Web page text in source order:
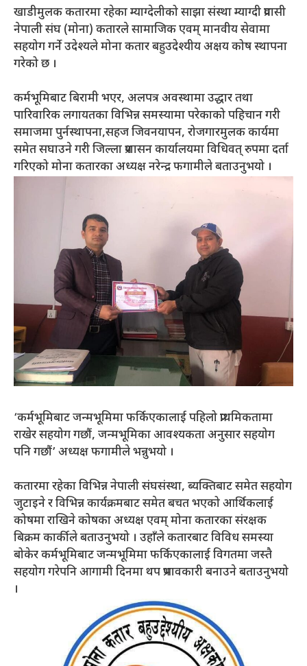
खाडीमुलक कतारमा रहेका म्याग्देलीको साझा संस्था म्याग्दी प्रवासी
नेपाली संघ (मोना) कतारले सामाजिक एवम् मानवीय सेवामा
सहयोग गर्ने उदेश्यले मोना कतार बहुउदेश्यीय अक्षय कोष स्थापना
गरेको छ ।
कर्मभूमिबाट बिरामी भएर, अलपत्र अवस्थामा उद्धार तथा
पारिवारिक लगायतका विभिन्न समस्यामा परेकाको पहिचान गरी
समाजमा पुर्नस्थापना,सहज जिवनयापन, रोजगारमुलक कार्यमा
समेत सघाउने गरी जिल्ला प्रशासन कार्यालयमा विधिवत् रुपमा दर्ता
गरिएको मोना कतारका अध्यक्ष नरेन्द्र फगामीले बताउनुभयो ।
‘कर्मभूमिबाट जन्मभूमिमा फर्किएकालाई पहिलो प्राथमिकतामा
राखेर सहयोग गछौं, जन्मभूमिका आवश्यकता अनुसार सहयोग
पनि गछौं’ अध्यक्ष फगामीले भन्नुभयो ।
कतारमा रहेका विभिन्न नेपाली संघसंस्था, ब्यक्तिबाट समेत सहयोग
जुटाइने र विभिन्न कार्यक्रमबाट समेत बचत भएको आर्थिकलाई
कोषमा राखिने कोषका अध्यक्ष एवम् मोना कतारका संरक्षक
बिक्रम कार्कीले बताउनुभयो । उहाँले कतारबाट विविध समस्या
बोकेर कर्मभूमिबाट जन्मभूमिमा फर्किएकालाई विगतमा जस्तै
सहयोग गरेपनि आगामी दिनमा थप प्रभावकारी बनाउने बताउनुभयो
।